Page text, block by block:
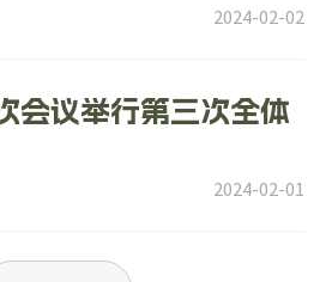
2024-02-02
2024-02-01
会议举行第三次全体